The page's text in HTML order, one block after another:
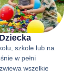
szkole lub na
w pełni
wszelkie